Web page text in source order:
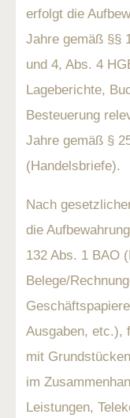
erfolgt die
Jahre gemäß §§
und 4, Abs. 4
Lageberichte,
Besteuerung
Jahre gemäß §
(Handelsbriefe).
Nach
die
132 Abs. 1 BAO
Belege/
Ausgaben, etc.),
mit
im
Leistungen,